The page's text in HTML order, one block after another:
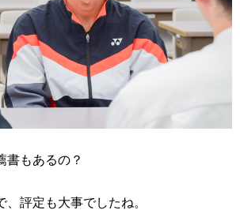
書もあるの？
評定も大事でしたね。